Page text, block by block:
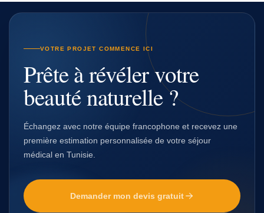
VOTRE PROJET COMMENCE ICI
Prête à révéler votre
beauté naturelle ?
Échangez avec notre équipe francophone et recevez une
première estimation personnalisée de votre séjour
médical en Tunisie.
Demander mon devis gratuit